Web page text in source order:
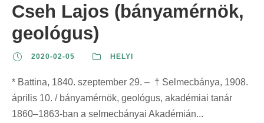
Cseh Lajos (bányamérnök,
geológus)
2020-02-05 HELYI
* Battina, 1840. szeptember 29. – † Selmecbánya, 1908.
április 10. / bányamérnök, geológus, akadémiai tanár
1860–1863-ban a selmecbányai Akadémián...